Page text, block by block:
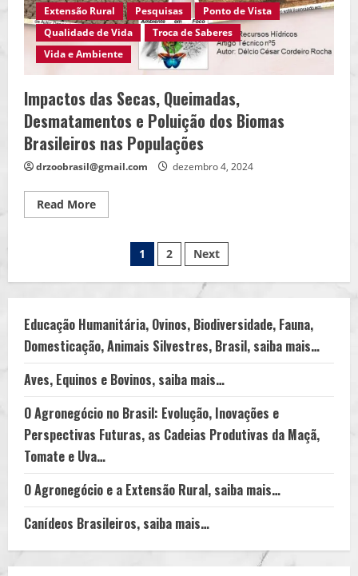
Extensão Rural Pesquisas
Ponto de Vista
Qualidade de Vida
Troca de Saberes
Vida e Ambiente
Impactos das Secas, Queimadas,
Desmatamentos e Poluição dos Biomas
Brasileiros nas Populações
drzoobrasil@gmail.com dezembro 4, 2024
Read MoreRead
more
Queimadas,
Desmatamentos
Biomas
Brasileiros
nas
Populações
Paginação
de
posts
1 2 Next
Educação Humanitária, Ovinos, Biodiversidade, Fauna,
Domesticação, Animais Silvestres, Brasil, saiba mais…
Aves, Equinos e Bovinos, saiba mais…
O Agronegócio no Brasil: Evolução, Inovações e
Perspectivas Futuras, as Cadeias Produtivas da Maçã,
Tomate e Uva…
O Agronegócio e a Extensão Rural, saiba mais…
Canídeos Brasileiros, saiba mais…